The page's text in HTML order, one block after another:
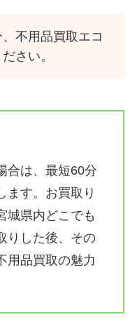
不用品買取エコ
さい。
合は、最短60分
ます。お買取り
城県内どこでも
りした後、その
用品買取の魅力